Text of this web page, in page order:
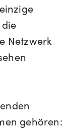
Netzwerk
gehören: